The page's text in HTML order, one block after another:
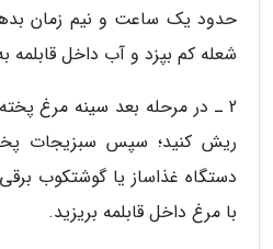
حدود یک ساعت و نیم زمان
شعله کم بپزد و آب داخل
2 ـ در مرحله بعد سینه مرغ
ریش کنید؛ سپس سبزیجات
دستگاه غذاساز یا گوشتکوب
با مرغ داخل قابلمه بریزید.